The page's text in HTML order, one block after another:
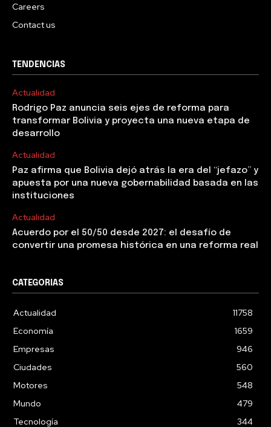
Careers
Contact us
TENDENCIAS
Actualidad
Rodrigo Paz anuncia seis ejes de reforma para
transformar Bolivia y proyecta una nueva etapa de
desarrollo
Actualidad
Paz afirma que Bolivia dejó atrás la era del “jefazo” y
apuesta por una nueva gobernabilidad basada en las
instituciones
Actualidad
Acuerdo por el 50/50 desde 2027: el desafío de
convertir una promesa histórica en una reforma real
CATEGORIAS
Actualidad
11758
Economía
1659
Empresas
946
Ciudades
560
Motores
548
Mundo
479
Tecnología
344